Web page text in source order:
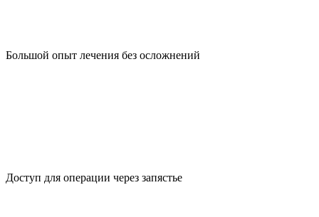
Большой опыт лечения без осложнений
Доступ для операции через запястье